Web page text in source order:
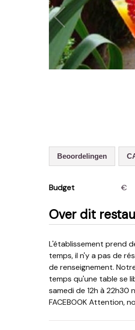
Beoordelingen
Budget €
Over dit
L'établissement prend des réservations uniquement pour une table entre 12h et 13h. Le reste du
temps, il n'y a pas de
de renseignement.
temps qu'une table se
samedi de 12h à 22h30
FACEBOOK Attention,